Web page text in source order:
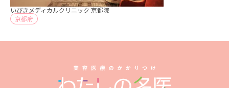
いびきメディカルクリニック 京都院
京都府